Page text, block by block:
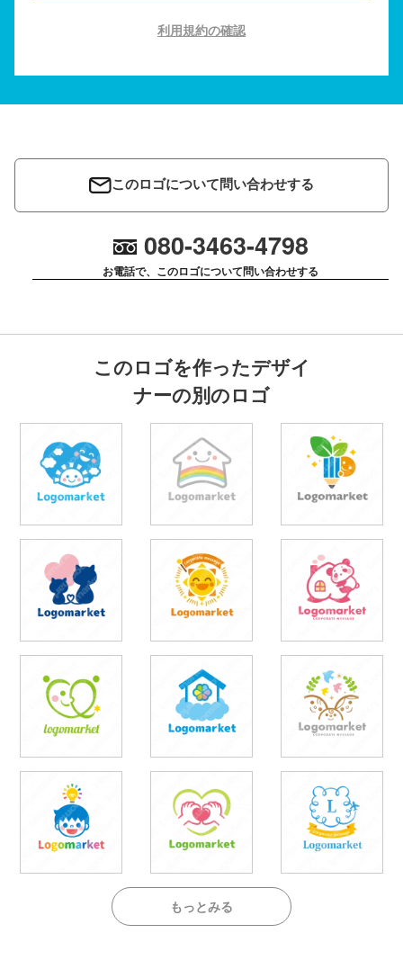
利用規約の確認
このロゴについて問い合わせする
080-3463-4798
お電話で、このロゴについて問い合わせする
このロゴを作ったデザイ
ナーの別のロゴ
もっとみる